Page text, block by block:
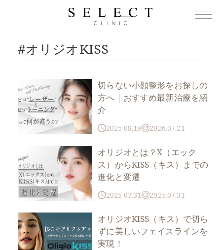
オリジオKISS
#オリジオKISS
切らない小顔整形をお探しの
方へ｜おすすめ最新治療を紹
介
2025.08.19 2026.07.21
オリジオとは？X（エック
ス）からKISS（キス）までの
進化と変遷
2025.07.31 2025.07.31
オリジオKISS（キス）で切ら
ずに美しいフェイスラインを
実現！